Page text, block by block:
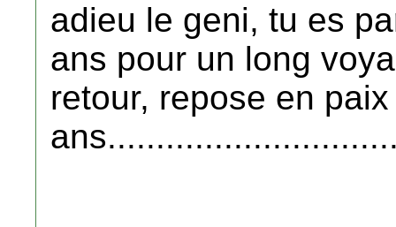
adieu le geni, tu es
ans pour un long
retour, repose en